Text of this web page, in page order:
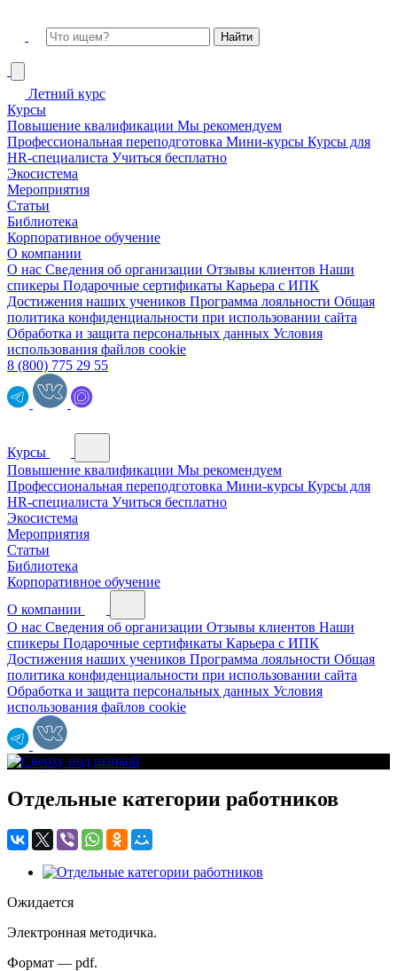
Летний курс
Курсы
Повышение квалификации Мы рекомендуем
Профессиональная переподготовка Мини-курсы Курсы для
HR-специалиста Учиться бесплатно
Экосистема
Мероприятия
Статьи
Библиотека
Корпоративное обучение
О компании
О нас Сведения об организации Отзывы клиентов Наши
спикеры Подарочные сертификаты Карьера с ИПК
Достижения наших учеников Программа лояльности Общая
политика конфиденциальности при использовании сайта
Обработка и защита персональных данных Условия
использования файлов cookie
8 (800) 775 29 55
Курсы
Повышение квалификации Мы рекомендуем
Профессиональная переподготовка Мини-курсы Курсы для
HR-специалиста Учиться бесплатно
Экосистема
Мероприятия
Статьи
Библиотека
Корпоративное обучение
О компании
О нас Сведения об организации Отзывы клиентов Наши
спикеры Подарочные сертификаты Карьера с ИПК
Достижения наших учеников Программа лояльности Общая
политика конфиденциальности при использовании сайта
Обработка и защита персональных данных Условия
использования файлов cookie
Отдельные категории работников
Ожидается
Электронная методичка.
Формат — pdf.